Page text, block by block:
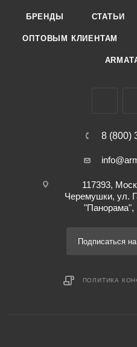
БРЕНДЫ СТАТЬИ
ОПТОВЫМ КЛИЕНТАМ
8 (800)
117393,
Черемушки, ул.
"Панорама",
Подписаться
ПОЛИТИКА